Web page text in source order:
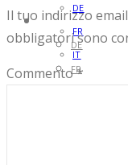
DE
FR
IT
LINGUE
DE
FR
Il tuo indirizzo
obbligatori sono
Commento*